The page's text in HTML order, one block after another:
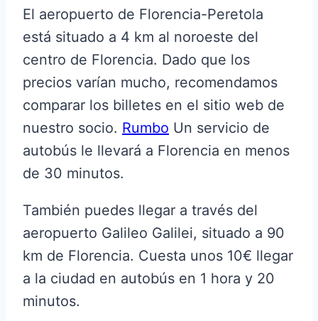
El aeropuerto de Florencia-Peretola
está situado a 4 km al noroeste del
centro de Florencia. Dado que los
precios varían mucho, recomendamos
comparar los billetes en el sitio web de
nuestro socio. Rumbo Un servicio de
autobús le llevará a Florencia en menos
de 30 minutos.
También puedes llegar a través del
aeropuerto Galileo Galilei, situado a 90
km de Florencia. Cuesta unos 10€ llegar
a la ciudad en autobús en 1 hora y 20
minutos.